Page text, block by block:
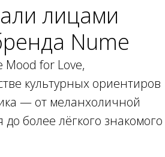
лицами
Nume
for Love,
культурных ориентиров
— от меланхоличной
более лёгкого знакомого